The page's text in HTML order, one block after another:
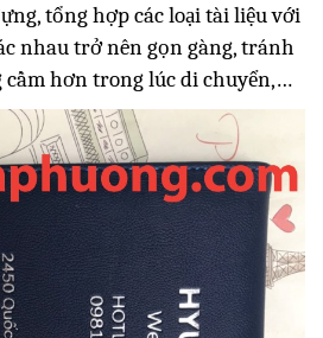
tổng hợp các loại tài liệu với
nhau trở nên gọn gàng, tránh
cầm hơn trong lúc di chuyển,…